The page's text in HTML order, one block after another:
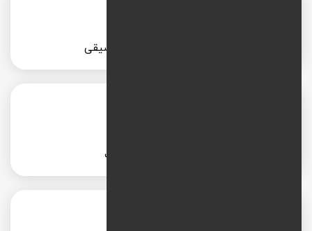
طراحی سایت آموزشگاه موسیقی
طراحی سایت مهدکودک